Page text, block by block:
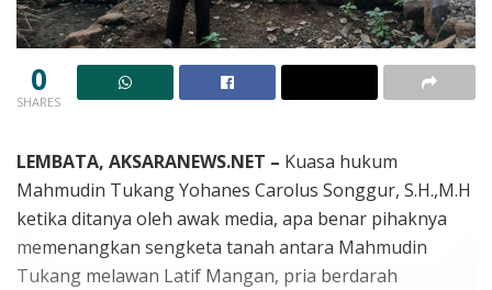
0
SHARES
LEMBATA, AKSARANEWS.NET – Kuasa hukum
Mahmudin Tukang Yohanes Carolus Songgur, S.H.,M.H
ketika ditanya oleh awak media, apa benar pihaknya
memenangkan sengketa tanah antara Mahmudin
Tukang melawan Latif Mangan, pria berdarah